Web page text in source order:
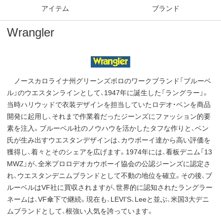
アイテム ブランド
Wrangler
ノースカロライナ州グリーンズボロのワークブランド「ブルーベ
ル」のウエスタンラインとして、1947年に誕生した「ラングラー」。
当時ハリウッドで衣装デザインを担当していたロデオ・ベンを商品
開発に起用し、それまで作業着だったジーンズにファッション的要
素を注入。ブルーベル社のノウハウを活かしたタフな作りと、ベン
氏が生み出すウエスタンデザインは、カウボーイ達から高い評価を
獲得し、着々とそのシェアを広げます。1974年には、看板デニム「13
MWZ」が、全米プロロデオカウボーイ協会の公認ジーンズに認定さ
れ、ウエスタンデニムブランドとして不動の地位を確立。その後、ブ
ルーベルはVF社に買収されますが、世界的に認知されたラングラー
ネームは、VF傘下で継続。現在も、LEVI'S、Leeと並ぶ、米国3大デニ
ムブランドとして、根強い人気を誇っています。